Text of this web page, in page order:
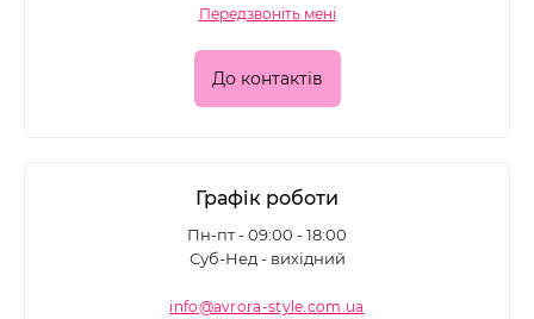
Передзвоніть мені
До контактів
Графік роботи
Пн-пт - 09:00 - 18:00
Суб-Нед - вихідний
info@avrora-style.com.ua